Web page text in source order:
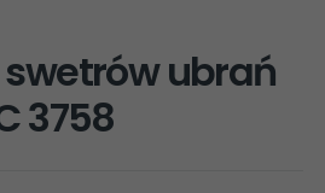
ubrań
3758